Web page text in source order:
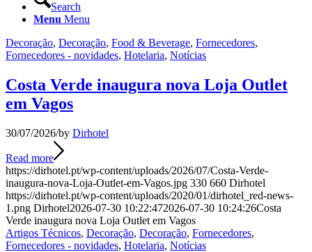
Search
Menu Menu
Decoração, Decoração, Food & Beverage, Fornecedores,
Fornecedores - novidades, Hotelaria, Notícias
Costa Verde inaugura nova Loja Outlet
em Vagos
30/07/2026/by Dirhotel
Read more
https://dirhotel.pt/wp-content/uploads/2026/07/Costa-Verde-
inaugura-nova-Loja-Outlet-em-Vagos.jpg 330 660 Dirhotel
https://dirhotel.pt/wp-content/uploads/2020/01/dirhotel_red-news-
1.png Dirhotel2026-07-30 10:22:472026-07-30 10:24:26Costa
Verde inaugura nova Loja Outlet em Vagos
Artigos Técnicos, Decoração, Decoração, Fornecedores,
Fornecedores - novidades, Hotelaria, Notícias